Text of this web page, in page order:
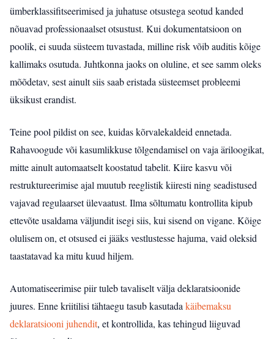
ümberklassifitseerimised ja juhatuse otsustega seotud kanded
nõuavad professionaalset otsustust. Kui dokumentatsioon on
poolik, ei suuda süsteem tuvastada, milline risk võib auditis kõige
kallimaks osutuda. Juhtkonna jaoks on oluline, et see samm oleks
mõõdetav, sest ainult siis saab eristada süsteemset probleemi
üksikust erandist.
Teine pool pildist on see, kuidas kõrvalekaldeid ennetada.
Rahavoogude või kasumlikkuse tõlgendamisel on vaja äriloogikat,
mitte ainult automaatselt koostatud tabelit. Kiire kasvu või
restruktureerimise ajal muutub reeglistik kiiresti ning seadistused
vajavad regulaarset ülevaatust. Ilma sõltumatu kontrollita kipub
ettevõte usaldama väljundit isegi siis, kui sisend on vigane. Kõige
olulisem on, et otsused ei jääks vestlustesse hajuma, vaid oleksid
taastatavad ka mitu kuud hiljem.
Automatiseerimise piir tuleb tavaliselt välja deklaratsioonide
juures. Enne kriitilisi tähtaegu tasub kasutada käibemaksu
deklaratsiooni juhendit, et kontrollida, kas tehingud liiguvad